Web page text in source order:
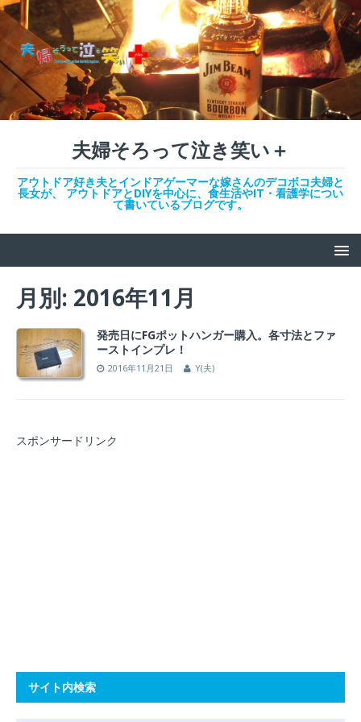
夫婦そろって泣き笑い＋
アウトドア好き夫とインドアゲーマーな嫁さんのデコボコ夫婦と
長女が、 アウトドアとDIYを中心に、食生活やIT・看護学につい
て書いているブログです。
月別: 2016年11月
発売日にFGポットハンガー購入。各寸法とファ
ーストインプレ！
2016年11月21日 Y(夫)
スポンサードリンク
サイト内検索